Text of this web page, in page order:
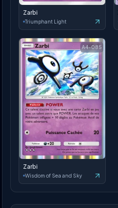
Zarbi
Triumphant Light
A4-085
Zarbi
Wisdom of Sea and Sky